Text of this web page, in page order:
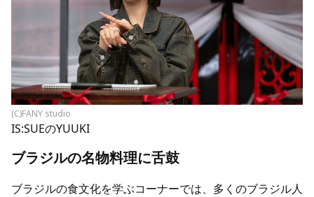
(C)FANY studio
IS:SUEのYUUKI
ブラジルの名物料理に舌鼓
ブラジルの食文化を学ぶコーナーでは、多くのブラジル人